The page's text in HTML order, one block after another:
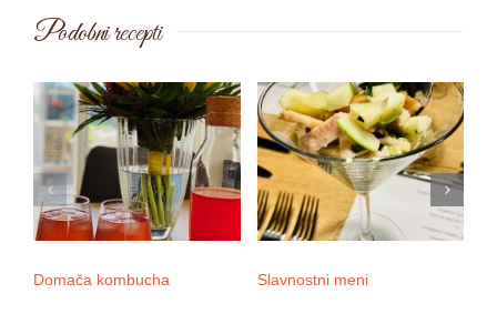
Podobni recepti
Domača kombucha Slavnostni meni